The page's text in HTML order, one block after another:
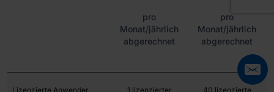
pro
Monat/jährlich
abgerechnet
pro
Monat/jährlich
abgerechnet
Lizenzierte Anwender 1 lizenzierter 40 lizenzierte